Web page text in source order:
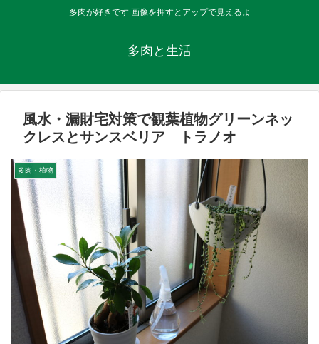
多肉が好きです 画像を押すとアップで見えるよ
多肉と生活
風水・漏財宅対策で観葉植物グリーンネッ
クレスとサンスベリア トラノオ
多肉・植物